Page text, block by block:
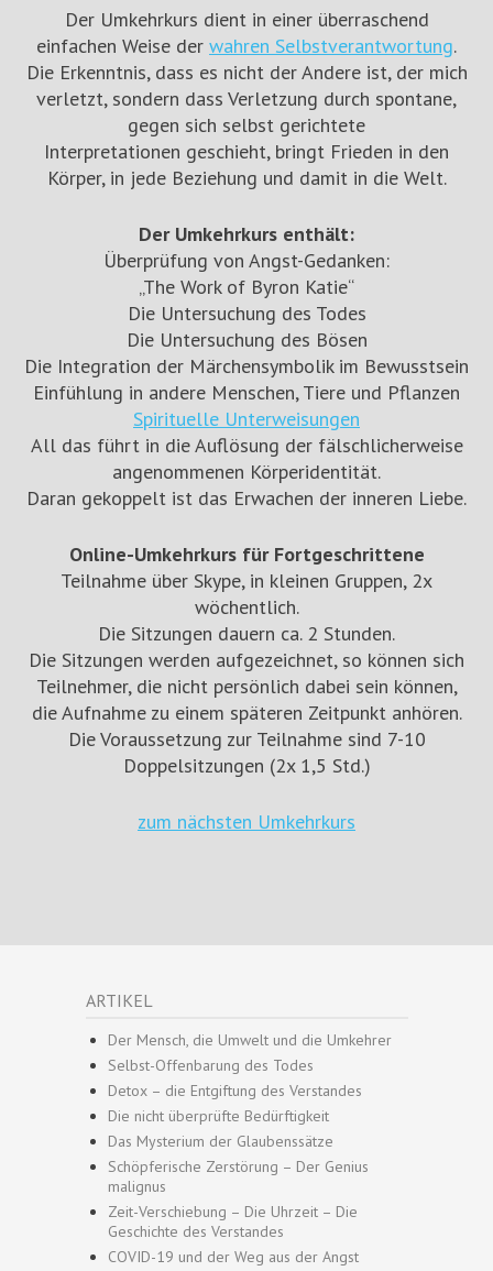
Der Umkehrkurs dient in einer überraschend
einfachen Weise der wahren Selbstverantwortung.
Die Erkenntnis, dass es nicht der Andere ist, der mich
verletzt, sondern dass Verletzung durch spontane,
gegen sich selbst gerichtete
Interpretationen geschieht, bringt Frieden in den
Körper, in jede Beziehung und damit in die Welt.
Der Umkehrkurs enthält:
Überprüfung von Angst-Gedanken:
„The Work of Byron Katie“
Die Untersuchung des Todes
Die Untersuchung des Bösen
Die Integration der Märchensymbolik im Bewusstsein
Einfühlung in andere Menschen, Tiere und Pflanzen
Spirituelle Unterweisungen
All das führt in die Auflösung der fälschlicherweise
angenommenen Körperidentität.
Daran gekoppelt ist das Erwachen der inneren Liebe.
Online-Umkehrkurs für Fortgeschrittene
Teilnahme über Skype, in kleinen Gruppen, 2x
wöchentlich.
Die Sitzungen dauern ca. 2 Stunden.
Die Sitzungen werden aufgezeichnet, so können sich
Teilnehmer, die nicht persönlich dabei sein können,
die Aufnahme zu einem späteren Zeitpunkt anhören.
Die Voraussetzung zur Teilnahme sind 7-10
Doppelsitzungen (2x 1,5 Std.)
zum nächsten Umkehrkurs
ARTIKEL
Der Mensch, die Umwelt und die Umkehrer
Selbst-Offenbarung des Todes
Detox – die Entgiftung des Verstandes
Die nicht überprüfte Bedürftigkeit
Das Mysterium der Glaubenssätze
Schöpferische Zerstörung – Der Genius
malignus
Zeit-Verschiebung – Die Uhrzeit – Die
Geschichte des Verstandes
COVID-19 und der Weg aus der Angst